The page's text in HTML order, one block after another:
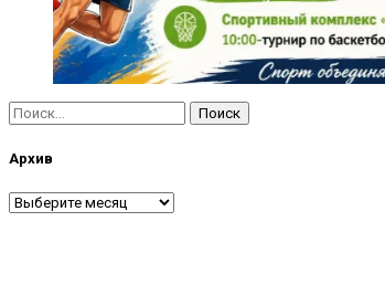
Найти:
Архив
Архив